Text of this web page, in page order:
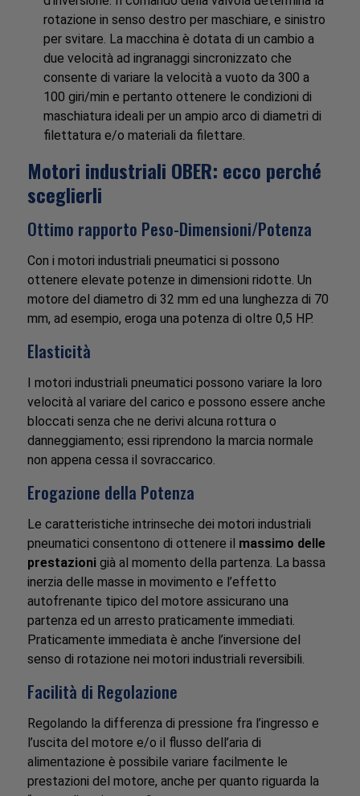
rotazione in senso destro per maschiare, e sinistro
per svitare. La macchina è dotata di un cambio a
due velocità ad ingranaggi sincronizzato che
consente di variare la velocità a vuoto da 300 a
100 giri/min e pertanto ottenere le condizioni di
maschiatura ideali per un ampio arco di diametri di
filettatura e/o materiali da filettare.
Motori industriali OBER: ecco perché
sceglierli
Ottimo rapporto Peso-Dimensioni/Potenza
Con i motori industriali pneumatici si possono
ottenere elevate potenze in dimensioni ridotte. Un
motore del diametro di 32 mm ed una lunghezza di 70
mm, ad esempio, eroga una potenza di oltre 0,5 HP.
Elasticità
I motori industriali pneumatici possono variare la loro
velocità al variare del carico e possono essere anche
bloccati senza che ne derivi alcuna rottura o
danneggiamento; essi riprendono la marcia normale
non appena cessa il sovraccarico.
Erogazione della Potenza
Le caratteristiche intrinseche dei motori industriali
pneumatici consentono di ottenere il massimo delle
prestazionigià al momento della partenza. La bassa
inerzia delle masse in movimento e l’effetto
autofrenante tipico del motore assicurano una
partenza ed un arresto praticamente immediati.
Praticamente immediata è anche l’inversione del
senso di rotazione nei motori industriali reversibili.
Facilità di Regolazione
Regolando la differenza di pressione fra l’ingresso e
l’uscita del motore e/o il flusso dell’aria di
alimentazione è possibile variare facilmente le
prestazioni del motore, anche per quanto riguarda la